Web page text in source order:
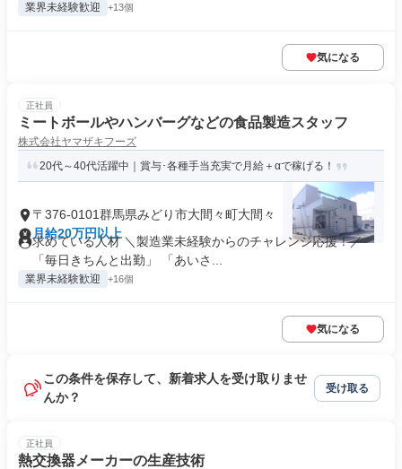
業界未経験歓迎 +13個
気になる
正社員
ミートボールやハンバーグなどの食品製造スタッフ
株式会社ヤマザキフーズ
20代～40代活躍中｜賞与･各種手当充実で月給＋αで稼げる！
〒376-0101群馬県みどり市大間々町大間々
月給20万円以上
求めている人材 ＼製造業未経験からのチャレンジ応援！／
「毎日きちんと出勤」 「あいさ...
業界未経験歓迎 +16個
気になる
この条件を保存して、新着求人を受け取りませ
んか？
受け取る
正社員
熱交換器メーカーの生産技術